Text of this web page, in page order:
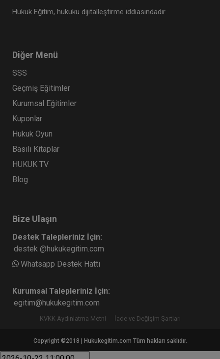
Hukuk Eğitim, hukuku dijitalleştirme iddiasındadır.
Diğer Menü
SSS
Geçmiş Eğitimler
Kurumsal Eğitimler
Kuponlar
Hukuk Oyun
Basılı Kitaplar
HUKUK TV
Blog
Bize Ulaşın
Destek Talepleriniz İçin:
destek @hukukegitim.com
Whatsapp Destek Hattı
Kurumsal Talepleriniz İçin:
egitim@hukukegitim.com
KVKK Aydınlatma Metni İade ve Değişim Şartları
Copyright ©2018 | Hukukegitim.com Tüm hakları saklıdır.